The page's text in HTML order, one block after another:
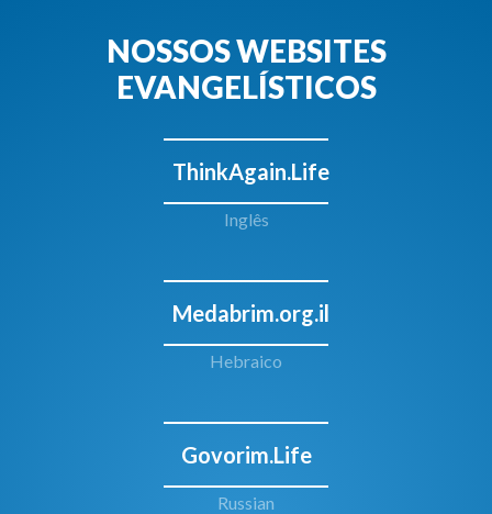
NOSSOS WEBSITES
EVANGELÍSTICOS
ThinkAgain.Life
Inglês
Medabrim.org.il
Hebraico
Govorim.Life
Russian